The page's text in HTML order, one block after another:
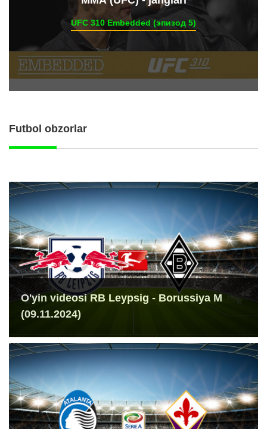
UFC 310 Embedded (эпизод 5)
Futbol obzorlar
O'yin videosi RB Leypsig - Borussiya M
(09.11.2024)